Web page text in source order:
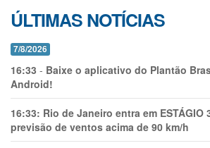
ÚLTIMAS NOTÍCIAS
7/8/2026
16:33 - Baixe o aplicativo do Plantão
Android!
16:33: Rio de Janeiro entra em ESTÁGIO
previsão de ventos acima de 90 km/h